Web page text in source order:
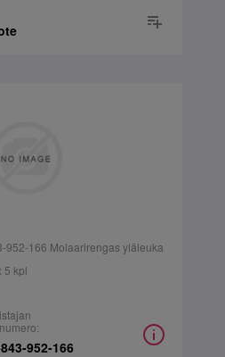
952-166 Molaarirengas yläleuka
5 kpl
952-166